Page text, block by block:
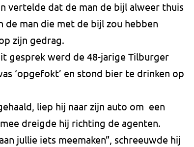
vertelde dat de man de bijl alweer thuis
man die met de bijl zou hebben
zijn gedrag.
gesprek werd de 48-jarige Tilburger
‘opgefokt’ en stond bier te drinken op
liep hij naar zijn auto om een
dreigde hij richting de agenten.
jullie iets meemaken”, schreeuwde hij